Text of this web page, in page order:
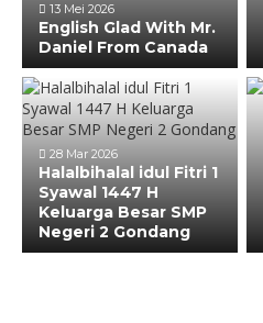
13 Mei 2026
English Glad With Mr.
Daniel From Canada
28 Mar 2026
Halalbihalal idul Fitri 1
Syawal 1447 H
Keluarga Besar SMP
Negeri 2 Gondang